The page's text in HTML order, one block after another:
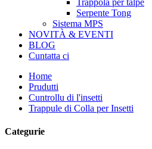
Trappola per talpe
Serpente Tong
Sistema MPS
NOVITÀ & EVENTI
BLOG
Cuntatta ci
Home
Prudutti
Cuntrollu di l'insetti
Trappule di Colla per Insetti
Categurie